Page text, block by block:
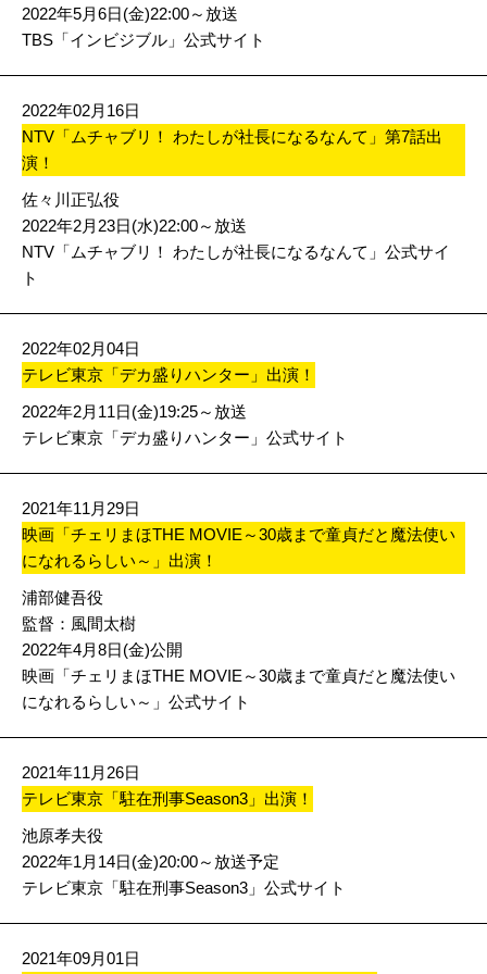
2022年5月6日(金)22:00～放送
TBS「インビジブル」公式サイト
2022年02月16日
NTV「ムチャブリ！ わたしが社長になるなんて」第7話出
演！
佐々川正弘役
2022年2月23日(水)22:00～放送
NTV「ムチャブリ！ わたしが社長になるなんて」公式サイ
ト
2022年02月04日
テレビ東京「デカ盛りハンター」出演！
2022年2月11日(金)19:25～放送
テレビ東京「デカ盛りハンター」公式サイト
2021年11月29日
映画「チェリまほTHE MOVIE～30歳まで童貞だと魔法使い
になれるらしい～」出演！
浦部健吾役
監督： 風間太樹
2022年4月8日(金)公開
映画「チェリまほTHE MOVIE～30歳まで童貞だと魔法使い
になれるらしい～」公式サイト
2021年11月26日
テレビ東京「駐在刑事Season3」出演！
池原孝夫役
2022年1月14日(金)20:00～放送予定
テレビ東京「駐在刑事Season3」公式サイト
2021年09月01日